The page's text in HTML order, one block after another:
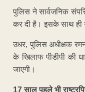
पुलिस ने सार्वजनिक
कर दी है। इसके साथ ही
उधर, पुलिस अधीक्षक
के खिलाफ पीडीपी की
जाएगी।
17 साल पहले भी